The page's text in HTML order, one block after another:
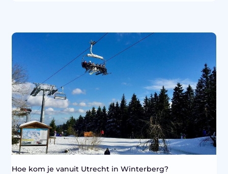
Hoe kom je vanuit Utrecht in Winterberg?